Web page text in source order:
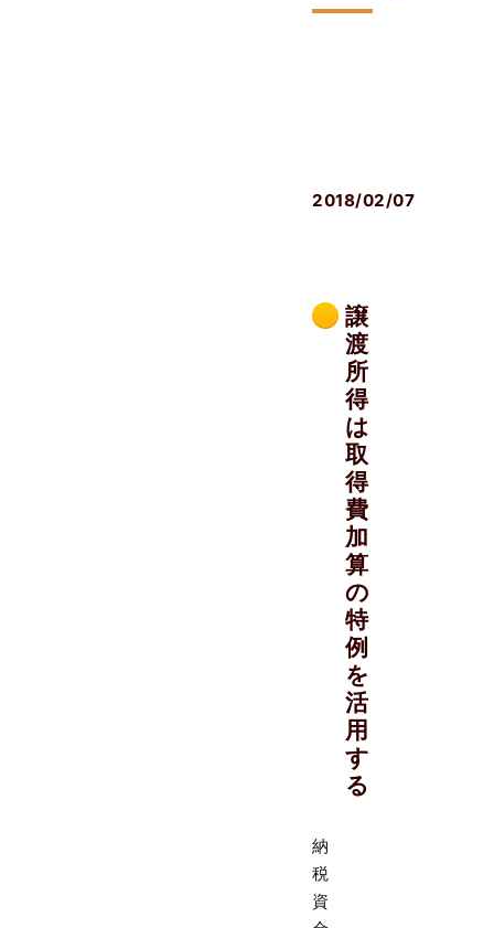
2018/02/07
譲
渡
所
得
は
取
得
費
加
算
の
特
例
を
活
用
す
る
納
税
資